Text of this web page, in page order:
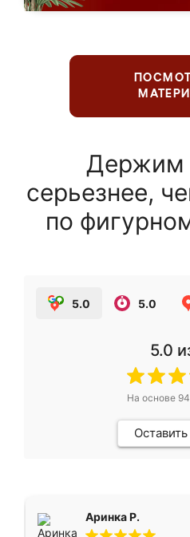
Держим
серьезнее,
по
5.0 5.0
5.0
На основе
Аринка Р.